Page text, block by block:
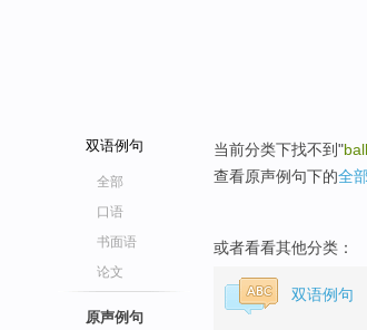
双语例句
全部
口语
书面语
论文
原声例句
当前分类下找不到"
查看原声例句下的全
或者看看其他分类：
双语例句